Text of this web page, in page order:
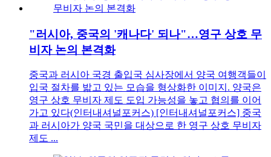
"러시아, 중국의 '캐나다' 되나"…영구 상호 무
비자 논의 본격화
중국과 러시아 국경 출입국 심사장에서 양국 여행객들이
입국 절차를 밟고 있는 모습을 형상화한 이미지. 양국은
영구 상호 무비자 제도 도입 가능성을 놓고 협의를 이어
가고 있다(인터내셔널포커스) [인터내셔널포커스] 중국
과 러시아가 양국 국민을 대상으로 한 영구 상호 무비자
제도 ...